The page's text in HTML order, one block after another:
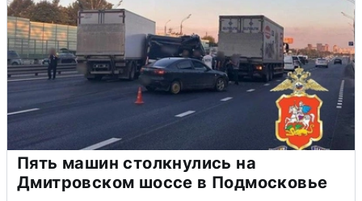
Пять машин столкнулись на
Дмитровском шоссе в Подмосковье